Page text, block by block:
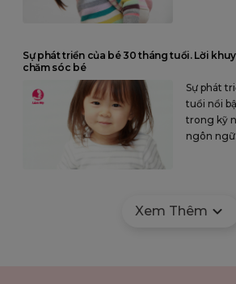
Sự phát triển của bé 30 tháng tuổi. Lời
chăm sóc bé
Sự phát
tuổi nổi
trong kỹ
ngôn
Xem Thêm